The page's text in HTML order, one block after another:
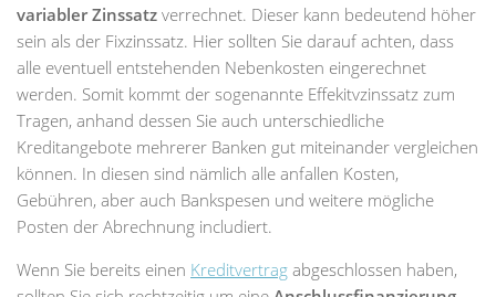
variabler Zinssatz verrechnet. Dieser kann bedeutend höher
sein als der Fixzinssatz. Hier sollten Sie darauf achten, dass
alle eventuell entstehenden Nebenkosten eingerechnet
werden. Somit kommt der sogenannte Effekitvzinssatz zum
Tragen, anhand dessen Sie auch unterschiedliche
Kreditangebote mehrerer Banken gut miteinander vergleichen
können. In diesen sind nämlich alle anfallen Kosten,
Gebühren, aber auch Bankspesen und weitere mögliche
Posten der Abrechnung includiert.
Wenn Sie bereits einen Kreditvertrag abgeschlossen haben,